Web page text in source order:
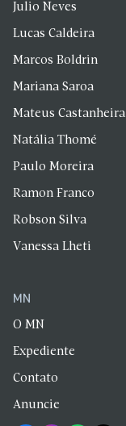
Julio Neves
Lucas Caldeira
Marcos Boldrin
Mariana Saroa
Mateus Castanheira
Natália Thomé
Paulo Moreira
Ramon Franco
Robson Silva
Vanessa Lheti
MN
O MN
Expediente
Contato
Anuncie